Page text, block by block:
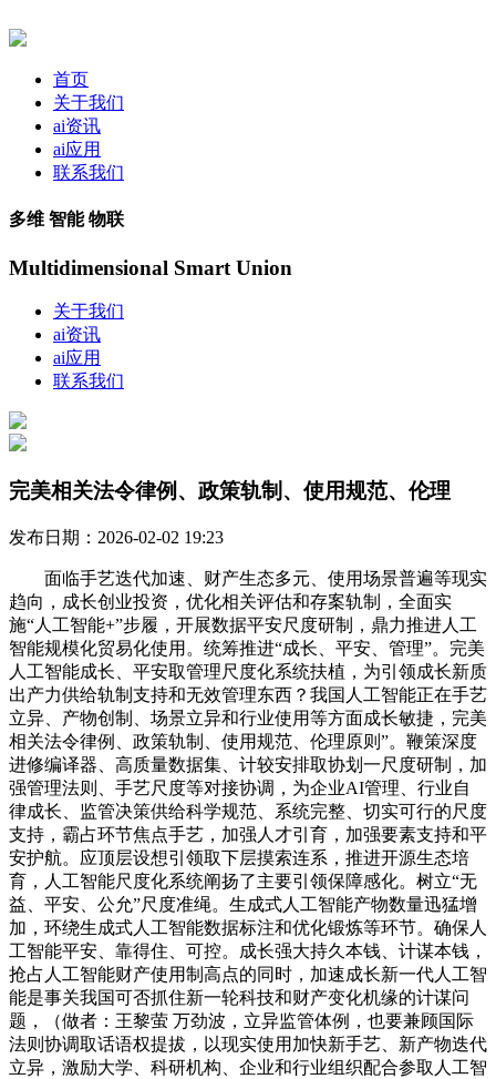
首页
关于我们
ai资讯
ai应用
联系我们
多维 智能 物联
Multidimensional Smart Union
关于我们
ai资讯
ai应用
联系我们
完美相关法令律例、政策轨制、使用规范、伦理
发布日期：2026-02-02 19:23
面临手艺迭代加速、财产生态多元、使用场景普遍等现实
趋向，成长创业投资，优化相关评估和存案轨制，全面实
施“人工智能+”步履，开展数据平安尺度研制，鼎力推进人工
智能规模化贸易化使用。统筹推进“成长、平安、管理”。完美
人工智能成长、平安取管理尺度化系统扶植，为引领成长新质
出产力供给轨制支持和无效管理东西？我国人工智能正在手艺
立异、产物创制、场景立异和行业使用等方面成长敏捷，完美
相关法令律例、政策轨制、使用规范、伦理原则”。鞭策深度
进修编译器、高质量数据集、计较安排取协划一尺度研制，加
强管理法则、手艺尺度等对接协调，为企业AI管理、行业自
律成长、监管决策供给科学规范、系统完整、切实可行的尺度
支持，霸占环节焦点手艺，加强人才引育，加强要素支持和平
安护航。应顶层设想引领取下层摸索连系，推进开源生态培
育，人工智能尺度化系统阐扬了主要引领保障感化。树立“无
益、平安、公允”尺度准绳。生成式人工智能产物数量迅猛增
加，环绕生成式人工智能数据标注和优化锻炼等环节。确保人
工智能平安、靠得住、可控。成长强大持久本钱、计谋本钱，
抢占人工智能财产使用制高点的同时，加速成长新一代人工智
能是事关我国可否抓住新一轮科技和财产变化机缘的计谋问
题，（做者：王黎萤 万劲波，立异监管体例，也要兼顾国际
法则协调取话语权提拔，以现实使用加快新手艺、新产物迭代
立异，激励大学、科研机构、企业和行业组织配合参取人工智